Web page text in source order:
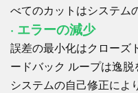
べてのカットはシステム
· エラーの減少
誤差の最小化はクローズ
ードバック ループは逸脱
システムの自己修正によ